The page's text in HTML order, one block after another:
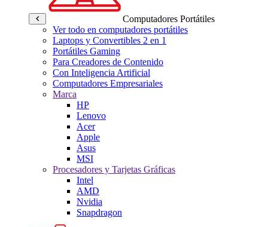
Computadores Portátiles
Ver todo en computadores portátiles
Laptops y Convertibles 2 en 1
Portátiles Gaming
Para Creadores de Contenido
Con Inteligencia Artificial
Computadores Empresariales
Marca
HP
Lenovo
Acer
Apple
Asus
MSI
Procesadores y Tarjetas Gráficas
Intel
AMD
Nvidia
Snapdragon